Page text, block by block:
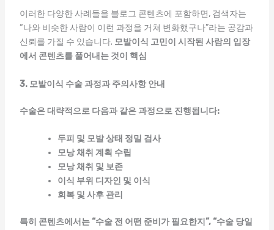
이러한 다양한 사례들을 블로그 콘텐츠에 포함하면, 검색자는
“나와 비슷한 사람이 이런 과정을 거쳐 변화했구나”라는 공감과
신뢰를 가질 수 있습니다. 모발이식 고민이 시작된 사람의 입장
에서 콘텐츠를 풀어내는 것이 핵심
3. 모발이식 수술 과정과 주의사항 안내
수술은 대략적으로 다음과 같은 과정으로 진행됩니다:
두피 및 모발 상태 정밀 검사
모낭 채취 계획 수립
모낭 채취 및 보존
이식 부위 디자인 및 이식
회복 및 사후 관리
특히 콘텐츠에서는 “수술 전 어떤 준비가 필요한지”, “수술 당일